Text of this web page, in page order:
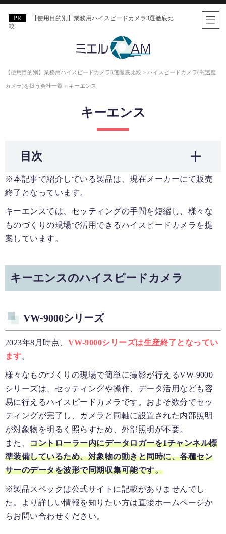
【使用目的別】業務用ハイスピードカメラ3選徹底比
較
【使用目的別】業務用ハイスピードカメラ3選徹底比較 > ハイスピードカメラ(高速度
カメラ)を扱う会社一覧 > キーエンス
キーエンス
目次
※本記事で紹介している製品は、現在メーカーにて販売
終了となっています。
キーエンスでは、セッティングの手間を短縮し、様々な
ものづくりの現場で活用できるハイスピードカメラを提
案しています。
キーエンスのハイスピードカメラ
VW-9000シリーズ
2023年8月時点、 VW-9000シリーズは生産終了となってい
ます。
様々なものづくりの現場で簡単に撮影が行えるVW-9000
シリーズは、セッティングや操作、データ活用なども容
易に行えるハイスピードカメラです。およそ数分でセッ
ティングが完了し、カメラと同軸に設置された内部照明
が対象物を明るく照らすため、外部照明が不要。
また、コントローラー内にデータロガーを1チャンネル標
準装備しているため、対象物の動きと同時に、各種セン
サーのデータを波形で同期収集可能です。
※製品スペックは公式サイトに記載がありませんでし
た。より詳しい情報を知りたい方は直接ホームページか
らお問い合わせください。